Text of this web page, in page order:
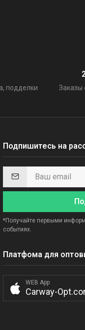
подделки Заказы
Подпишитесь на
*Получайте первыми
событиях.
Платфома для
WEB App
Carway-